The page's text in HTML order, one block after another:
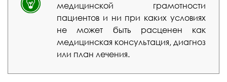
медицинской грамотности
пациентов и ни при каких условиях
не может быть расценен как
медицинская консультация, диагноз
или план лечения.